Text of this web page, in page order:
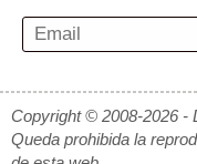
Copyright © 2008-2026 -
Queda prohibida la